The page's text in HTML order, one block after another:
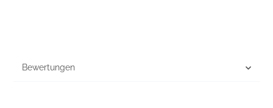
Bewertungen